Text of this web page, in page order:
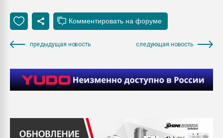
предыдущая новость следующая новость